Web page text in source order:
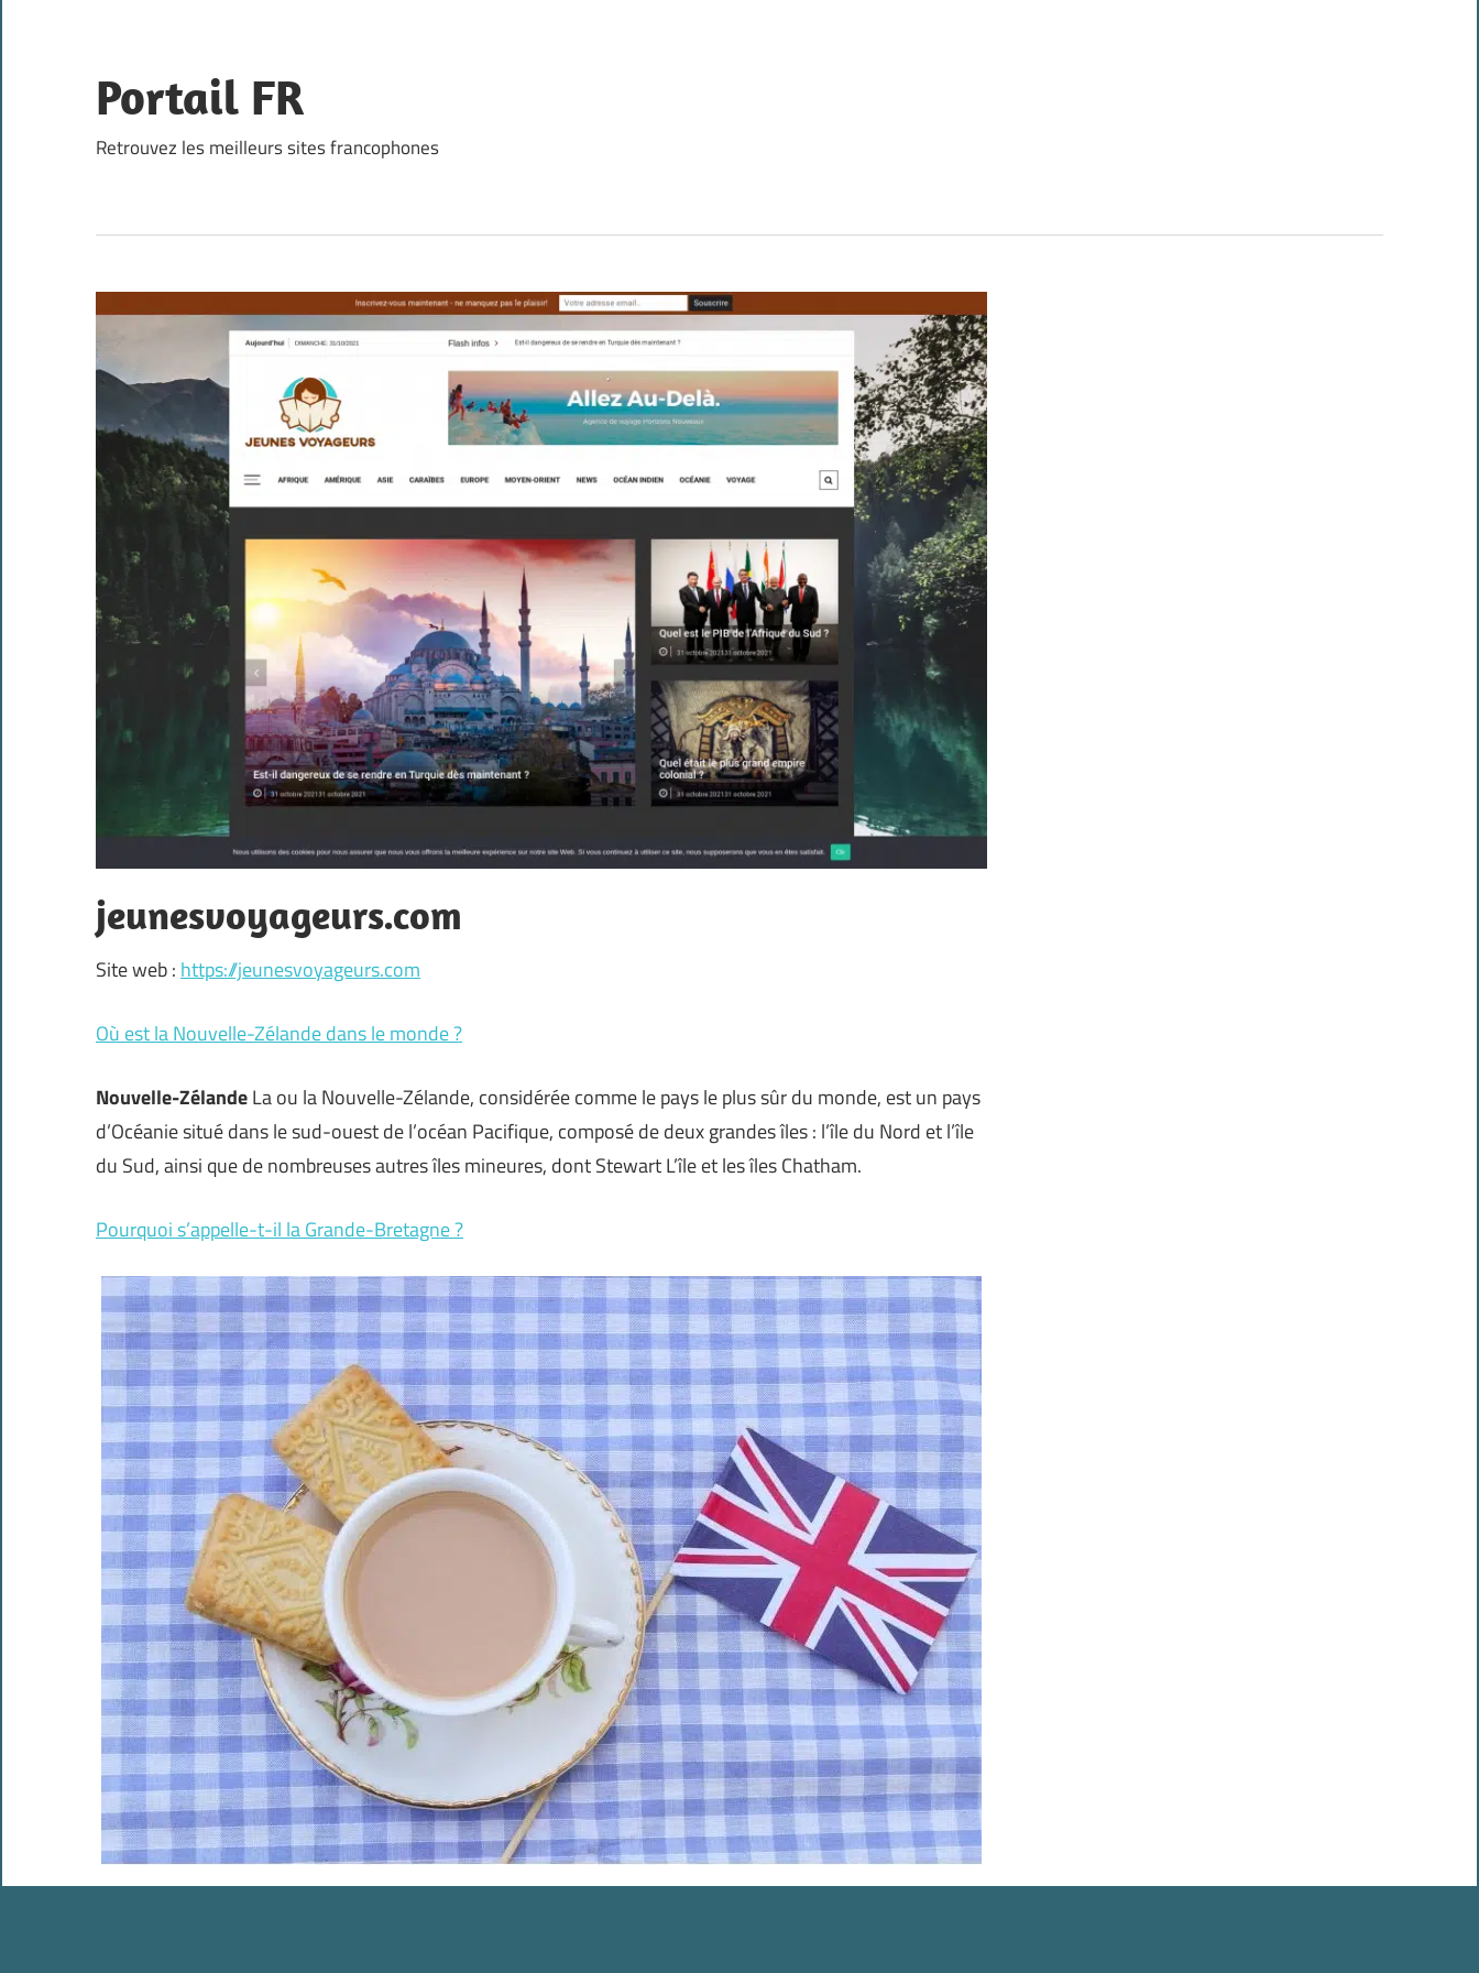
content
Portail FR
Retrouvez les meilleurs sites francophones
jeunesvoyageurs.com
Site web : https://jeunesvoyageurs.com
Où est la Nouvelle-Zélande dans le monde ?
Nouvelle-ZélandeLa ou la Nouvelle-Zélande, considérée comme le pays le plus sûr du monde, est un pays
d’Océanie situé dans le sud-ouest de l’océan Pacifique, composé de deux grandes îles : l’île du Nord et l’île
du Sud, ainsi que de nombreuses autres îles mineures, dont Stewart L’île et les îles Chatham.
Pourquoi s’appelle-t-il la Grande-Bretagne ?